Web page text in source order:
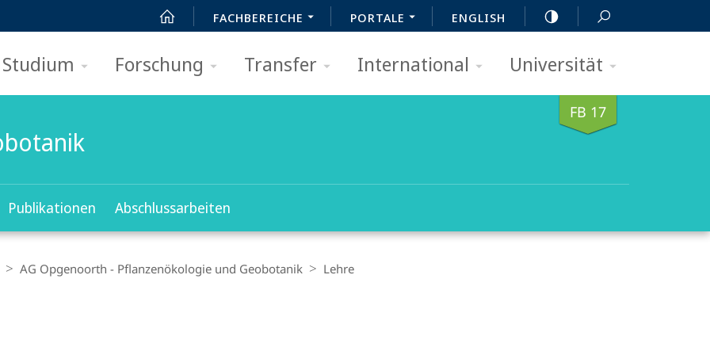
FACHBEREICHE PORTALE ENGLISH
Studium Forschung Transfer International Universität
FB 17
Publikationen Abschlussarbeiten
AG Opgenoorth - Pflanzenökologie und Geobotanik Lehre